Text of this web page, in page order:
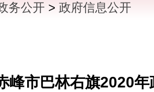
政民互动 数据发
务公开 > 政府信息公开
峰市巴林右旗2020